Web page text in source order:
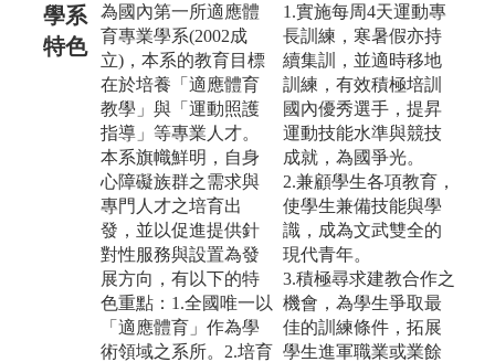
學系
特色
為國內第一所適應體
育專業學系(2002成
立)，本系的教育目標
在於培養「適應體育
教學」與「運動照護
指導」等專業人才。
本系旗幟鮮明，自身
心障礙族群之需求與
專門人才之培育出
發，並以促進提供針
對性服務與設置為發
展方向，有以下的特
色重點：1.全國唯一以
「適應體育」作為學
術領域之系所。2.培育
1.實施每周4天運動專
長訓練，寒暑假亦持
續集訓，並適時移地
訓練，有效積極培訓
國內優秀選手，提昇
運動技能水準與競技
成就，為國爭光。
2.兼顧學生各項教育，
使學生兼備技能與學
識，成為文武雙全的
現代青年。
3.積極尋求建教合作之
機會，為學生爭取最
佳的訓練條件，拓展
學生進軍職業或業餘